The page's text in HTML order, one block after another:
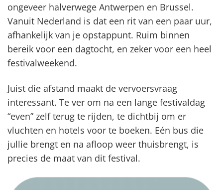
ongeveer halverwege Antwerpen en Brussel.
Vanuit Nederland is dat een rit van een paar uur,
afhankelijk van je opstappunt. Ruim binnen
bereik voor een dagtocht, en zeker voor een heel
festivalweekend.
Juist die afstand maakt de vervoersvraag
interessant. Te ver om na een lange festivaldag
“even” zelf terug te rijden, te dichtbij om er
vluchten en hotels voor te boeken. Eén bus die
jullie brengt en na afloop weer thuisbrengt, is
precies de maat van dit festival.